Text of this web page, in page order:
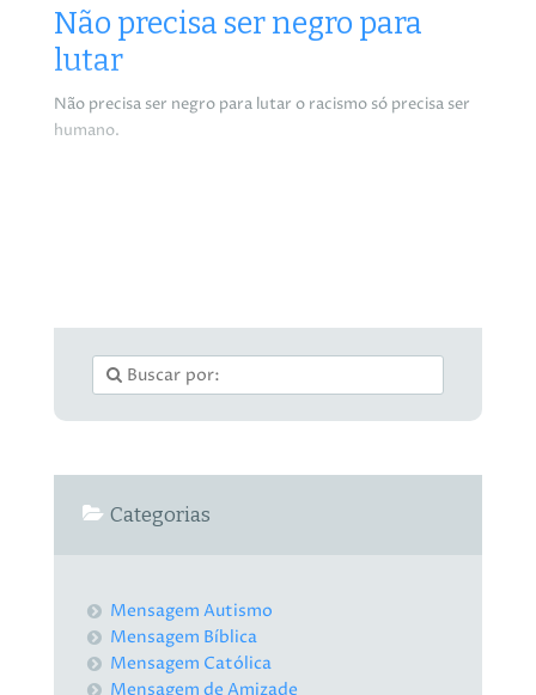
Não precisa ser negro para
lutar
Não precisa ser negro para lutar o racismo só precisa ser
humano.
Categorias
Mensagem Autismo
Mensagem Bíblica
Mensagem Católica
Mensagem de Amizade